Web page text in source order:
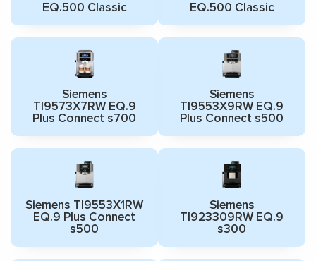
EQ.500 Classic
EQ.500 Classic
Siemens
TI9573X7RW EQ.9
Plus Connect s700
Siemens
TI9553X9RW EQ.9
Plus Connect s500
Siemens TI9553X1RW
EQ.9 Plus Connect
s500
Siemens
TI923309RW EQ.9
s300